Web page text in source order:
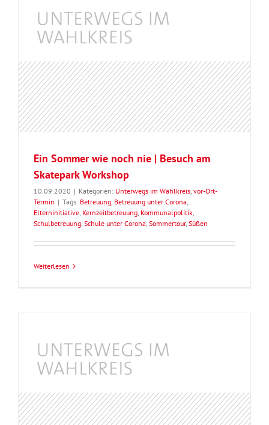
Ein Sommer wie noch nie | Besuch am
Skatepark Workshop
10.09.2020 | Kategorien: Unterwegs im Wahlkreis, vor-Ort-
Termin | Tags: Betreuung, Betreuung unter Corona,
Elterninitiative, Kernzeitbetreuung, Kommunalpolitik,
Schulbetreuung, Schule unter Corona, Sommertour, Süßen
Weiterlesen